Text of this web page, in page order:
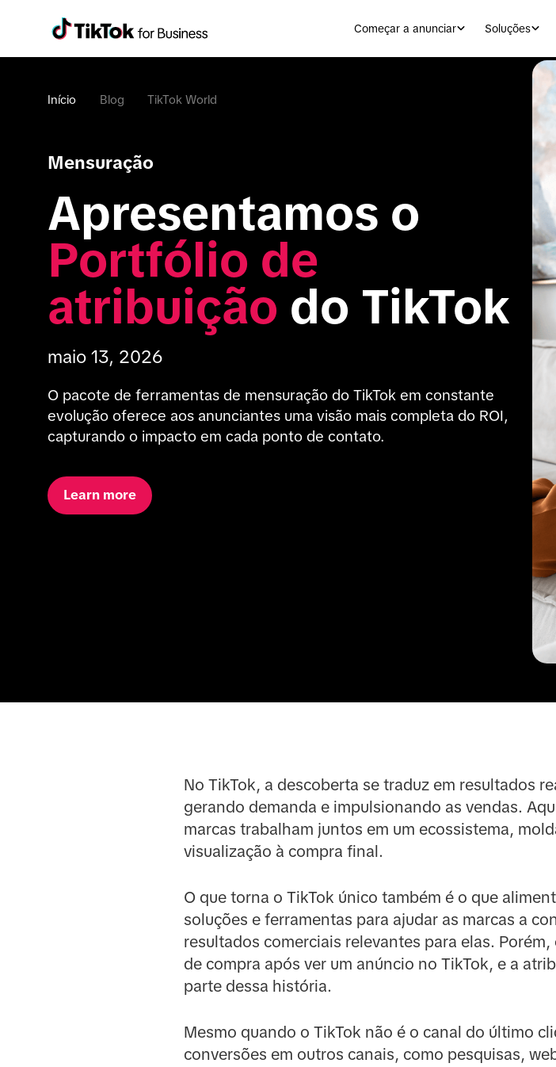
Começar a anunciar Soluções
Início Blog TikTok World
Mensuração
Portfólio de
atribuição do TikTok
maio 13, 2026
O pacote de ferramentas de mensuração do TikTok em constante
evolução oferece aos anunciantes uma visão mais completa do ROI,
capturando o impacto em cada ponto de contato.
Learn more
No TikTok, a descoberta se traduz em resultados
gerando demanda e impulsionando as vendas.
marcas trabalham juntos em um ecossistema,
visualização à compra final.
O que torna o TikTok único também é o que
soluções e ferramentas para ajudar as marcas a
resultados comerciais relevantes para elas.
de compra após ver um anúncio no TikTok, e a
parte dessa história.
Mesmo quando o TikTok não é o canal do último
conversões em outros canais, como pesquisas,